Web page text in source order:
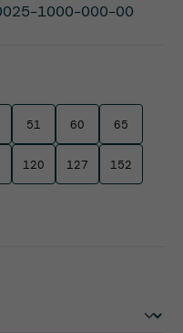
51 60 65
120 127 152
1000-000-00